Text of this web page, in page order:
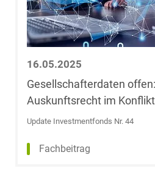
Dr. Helen
16.05.2025
Gesellschafterdaten
Auskunftsrecht im Konflikt
Update Investmentfonds Nr. 44
Fachbeitrag